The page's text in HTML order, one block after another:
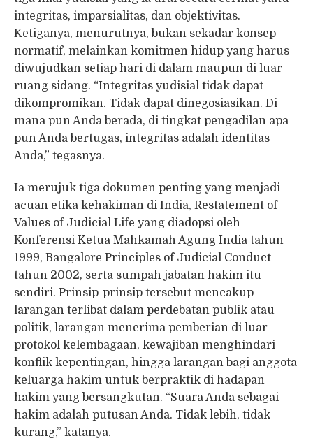
integritas, imparsialitas, dan objektivitas.
Ketiganya, menurutnya, bukan sekadar konsep
normatif, melainkan komitmen hidup yang harus
diwujudkan setiap hari di dalam maupun di luar
ruang sidang. “Integritas yudisial tidak dapat
dikompromikan. Tidak dapat dinegosiasikan. Di
mana pun Anda berada, di tingkat pengadilan apa
pun Anda bertugas, integritas adalah identitas
Anda,” tegasnya.
Ia merujuk tiga dokumen penting yang menjadi
acuan etika kehakiman di India, Restatement of
Values of Judicial Life yang diadopsi oleh
Konferensi Ketua Mahkamah Agung India tahun
1999, Bangalore Principles of Judicial Conduct
tahun 2002, serta sumpah jabatan hakim itu
sendiri. Prinsip-prinsip tersebut mencakup
larangan terlibat dalam perdebatan publik atau
politik, larangan menerima pemberian di luar
protokol kelembagaan, kewajiban menghindari
konflik kepentingan, hingga larangan bagi anggota
keluarga hakim untuk berpraktik di hadapan
hakim yang bersangkutan. “Suara Anda sebagai
hakim adalah putusan Anda. Tidak lebih, tidak
kurang,” katanya.